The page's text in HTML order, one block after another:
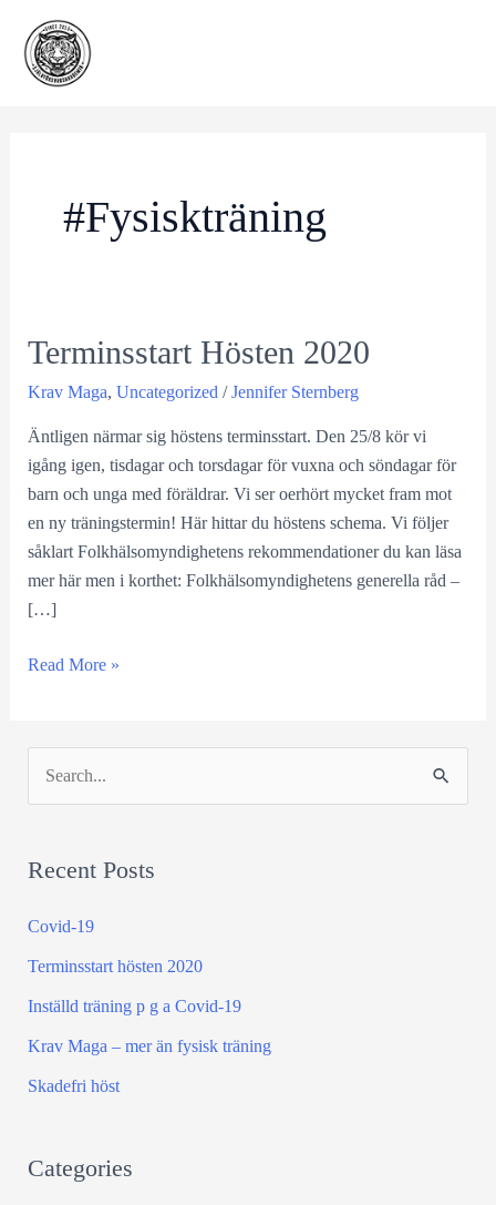
content
#fysiskträning
Terminsstart Hösten 2020
Krav Maga, Uncategorized /Jennifer Sternberg
Äntligen närmar sig höstens terminsstart. Den 25/8 kör vi
igång igen, tisdagar och torsdagar för vuxna och söndagar för
barn och unga med föräldrar. Vi ser oerhört mycket fram mot
en ny träningstermin! Här hittar du höstens schema. Vi följer
såklart Folkhälsomyndighetens rekommendationer du kan läsa
mer här men i korthet: Folkhälsomyndighetens generella råd –
[…]
Terminsstart
Read More »
r
f
o
r
:
Recent Posts
Covid-19
Terminsstart hösten 2020
Inställd träning p g a Covid-19
Krav Maga – mer än fysisk träning
Skadefri höst
Categories